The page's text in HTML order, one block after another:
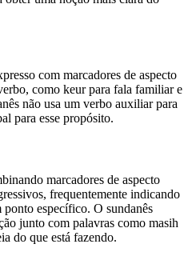
com marcadores de aspecto
como keur para fala familiar e
não usa um verbo auxiliar para
para esse propósito.
marcadores de aspecto
frequentemente indicando
ponto específico. O sundanês
junto com palavras como masih
do que está fazendo.